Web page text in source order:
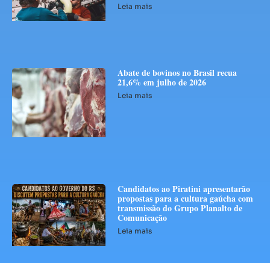
Leia mais
Abate de bovinos no Brasil recua
21,6% em julho de 2026
Leia mais
Candidatos ao Piratini apresentarão
propostas para a cultura gaúcha com
transmissão do Grupo Planalto de
Comunicação
Leia mais